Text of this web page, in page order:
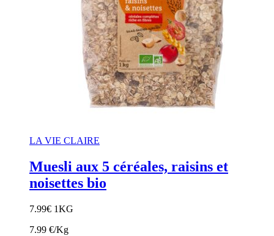
LA VIE CLAIRE
Muesli aux 5 céréales, raisins et
noisettes bio
7.99€ 1KG
7.99 €/Kg